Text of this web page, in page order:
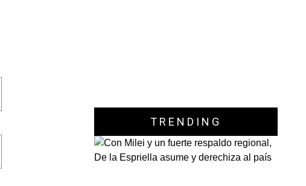
TRENDING